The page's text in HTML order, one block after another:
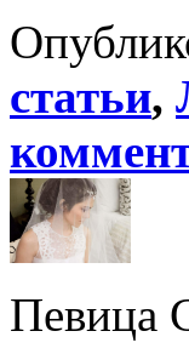
статьи,
Певица